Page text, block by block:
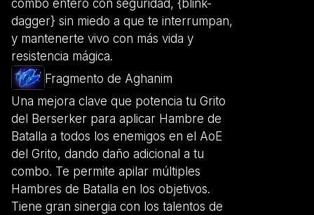
combo entero con seguridad, {blink-
dagger} sin miedo a que te interrumpan,
y mantenerte vivo con más vida y
resistencia mágica.
Fragmento de Aghanim
Una mejora clave que potencia tu Grito
del Berserker para aplicar Hambre de
Batalla a todos los enemigos en el AoE
del Grito, dando daño adicional a tu
combo. Te permite apilar múltiples
Hambres de Batalla en los objetivos.
Tiene gran sinergia con los talentos de